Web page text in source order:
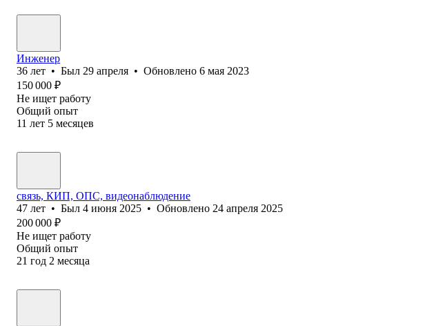
Инженер
36 лет • Был 29 апреля • Обновлено 6 мая 2023
150 000 ₽
Не ищет работу
Общий опыт
11 лет 5 месяцев
связь, КИП, ОПС, видеонаблюдение
47 лет • Был 4 июня 2025 • Обновлено 24 апреля 2025
200 000 ₽
Не ищет работу
Общий опыт
21 год 2 месяца